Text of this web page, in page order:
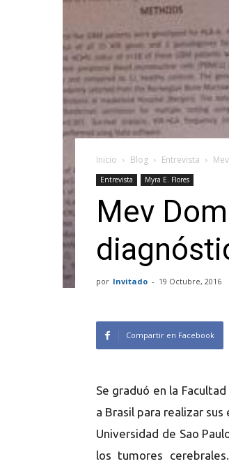
Inicio Blog Entrevista
Entrevista Myra E. Flores
Mev
por Invitado - 19 Octubre, 2016
Compartir en Facebook
Se graduó en la
a Brasil para realizar
Universidad de Sao
los tumores